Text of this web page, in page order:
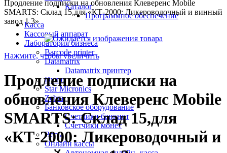
Каталог
Программное обеспечение
Касса
Кассовый аппарат
Лаборатория бизнеса
Barcode printer
Datamatrix
Datamatrix принтер
Dymo
Star Micronics
Zebra
Банковское оборудование
Счетчики банкнот
Счетчики монет
Весы
Онлайн кассы
Продление подписки на обновления Клеверенс Mobile
SMARTS: Склад 15,для «КТ-2000: Ликероводочный и винный
завод 1.3»
Нажмите, чтобы увеличить
Продление подписки на
обновления Клеверенс Mobile
SMARTS: Склад 15,для
«КТ-2000: Ликероводочный и